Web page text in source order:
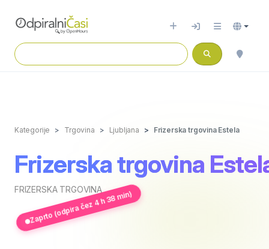
Kategorije Trgovina Ljubljana Frizerska trgovina Estela
Frizerska trgovina
FRIZERSKA TRGOVINA
Zaprto (odpira čez 4 h 38 min)